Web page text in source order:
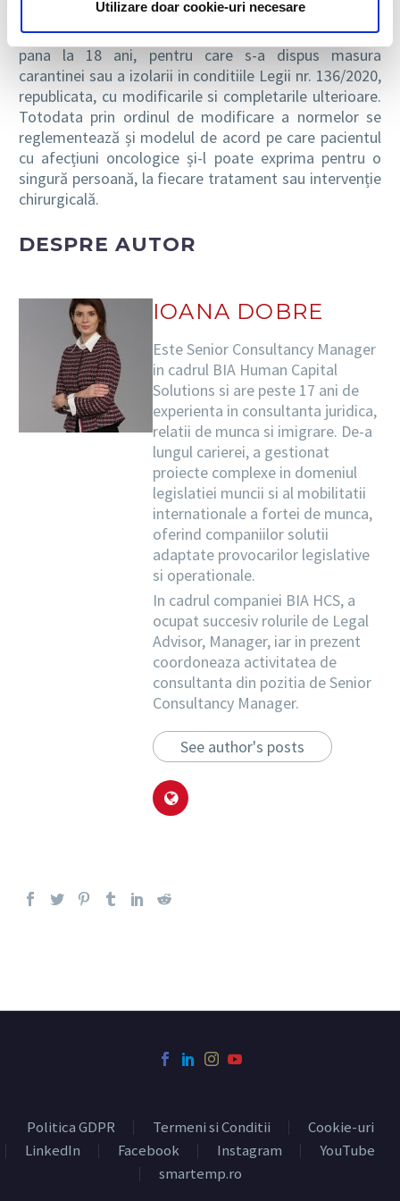
Utilizare doar cookie-uri necesare
izolarii si care au dreptul la concediu si indemnizatie
pentru supravegherea si ingrijirea copilului in varsta de
pana la 18 ani, pentru care s-a dispus masura
carantinei sau a izolarii in conditiile Legii nr. 136/2020,
republicata, cu modificarile si completarile ulterioare.
Totodata prin ordinul de modificare a normelor se
reglementează și modelul de acord pe care pacientul
cu afecțiuni oncologice și-l poate exprima pentru o
singură persoană, la fiecare tratament sau intervenție
chirurgicală.
DESPRE AUTOR
IOANA DOBRE
Este Senior Consultancy Manager
in cadrul BIA Human Capital
Solutions si are peste 17 ani de
experienta in consultanta juridica,
relatii de munca si imigrare. De-a
lungul carierei, a gestionat
proiecte complexe in domeniul
legislatiei muncii si al mobilitatii
internationale a fortei de munca,
oferind companiilor solutii
adaptate provocarilor legislative
si operationale.
In cadrul companiei BIA HCS, a
ocupat succesiv rolurile de Legal
Advisor, Manager, iar in prezent
coordoneaza activitatea de
consultanta din pozitia de Senior
Consultancy Manager.
See author's posts
Politica GDPR Termeni si Conditii
Cookie-uri
LinkedIn
Facebook Instagram
YouTube
smartemp.ro